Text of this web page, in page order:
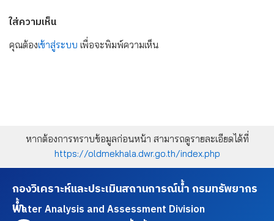
ใส่ความเห็น
คุณต้องเข้าสู่ระบบ เพื่อจะพิมพ์ความเห็น
หากต้องการทราบข้อมูลก่อนหน้า สามารถดูรายละเอียดได้ที่
https://oldmekhala.dwr.go.th/index.php
กองวิเคราะห์และประเมินสถานการณ์น้ำ กรมทรัพยากร
น้ำ
Water Analysis and Assessment Division